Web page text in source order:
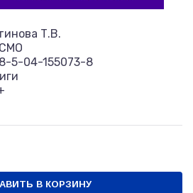
Т.В.
5-04-155073-8
В КОРЗИНУ